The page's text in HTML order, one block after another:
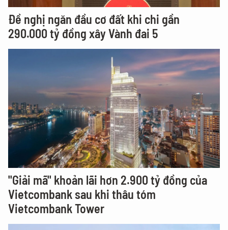
Đề nghị ngăn đầu cơ đất khi chi gần
290.000 tỷ đồng xây Vành đai 5
"Giải mã" khoản lãi hơn 2.900 tỷ đồng của
Vietcombank sau khi thâu tóm
Vietcombank Tower